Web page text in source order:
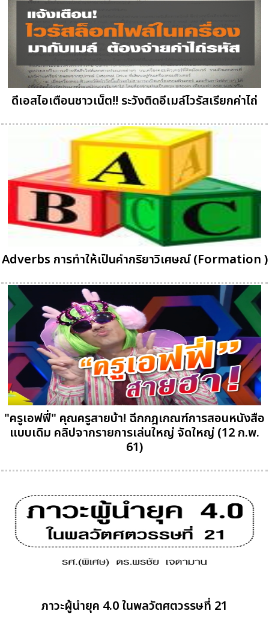
ดีเอสไอเตือนชาวเน็ต!! ระวังติดอีเมล์ไวรัสเรียกค่าไถ่
Adverbs การทำให้เป็นคำกริยาวิเศษณ์ (Formation )
"ครูเอฟฟี่" คุณครูสายบ้า! ฉีกกฎเกณฑ์การสอนหนังสือ
แบบเดิม คลิปจากรายการเล่นใหญ่ จัดใหญ่ (12 ก.พ.
61)
ภาวะผู้นำยุค 4.0 ในพลวัตศตวรรษที่ 21